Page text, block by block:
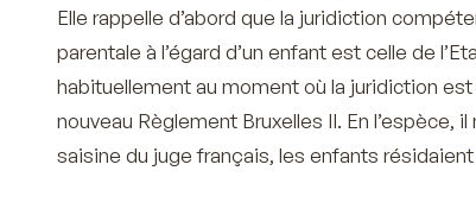
Elle rappelle d’abord que la juridiction
parentale à l’égard d’un enfant est celle de
habituellement au moment où la juridiction
nouveau Règlement Bruxelles II. En l’espèce,
saisine du juge français, les enfants